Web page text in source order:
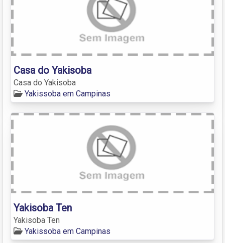
Casa do Yakisoba
Casa do Yakisoba
Yakissoba em Campinas
Yakisoba Ten
Yakisoba Ten
Yakissoba em Campinas